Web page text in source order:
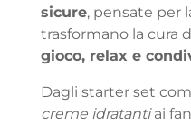
sicure, pensate per
trasformano la cura
gioco, relax e
Dagli starter set
creme idratantiai